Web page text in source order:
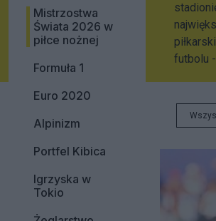
Mistrzostwa
Świata 2026 w
piłce nożnej
Formuła 1
Euro 2020
Alpinizm
Portfel Kibica
Igrzyska w
Tokio
futbolu